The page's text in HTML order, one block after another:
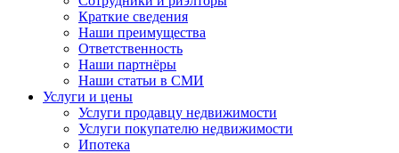
Краткие сведения
Наши преимущества
Ответственность
Наши партнёры
Наши статьи в СМИ
Услуги и цены
Услуги продавцу недвижимости
Услуги покупателю недвижимости
Ипотека